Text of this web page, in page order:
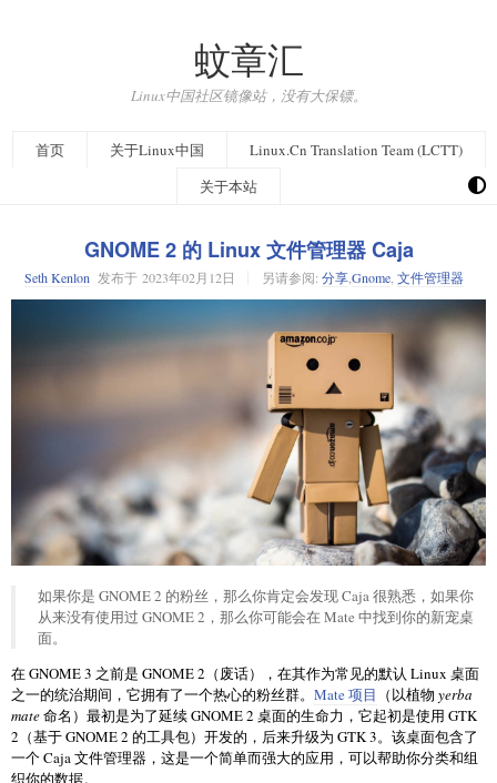
蚊章汇
Linux中国社区镜像站，没有大保镖。
首页 关于Linux中国
Linux.Cn Translation Team (LCTT)
关于本站
GNOME 2 的 Linux 文件管理器 Caja
Seth Kenlon 发布于 2023年02月12日 另请参阅: 分享Gnome 文件管理器
如果你是 GNOME 2 的粉丝，那么你肯定会发现 Caja 很熟悉，如果你
从来没有使用过 GNOME 2，那么你可能会在 Mate 中找到你的新宠桌
面。
在 GNOME 3 之前是 GNOME 2（废话），在其作为常见的默认 Linux 桌面
之一的统治期间，它拥有了一个热心的粉丝群。 Mate 项目 （以植物 yerba
mate命名）最初是为了延续 GNOME 2 桌面的生命力，它起初是使用 GTK
2（基于 GNOME 2 的工具包）开发的，后来升级为 GTK 3。该桌面包含了
一个 Caja 文件管理器，这是一个简单而强大的应用，可以帮助你分类和组